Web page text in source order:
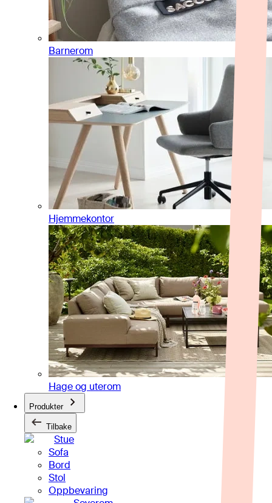
Barnerom
Hjemmekontor
Hage og uterom
Produkter
Tilbake
Stue
Sofa
Bord
Stol
Oppbevaring